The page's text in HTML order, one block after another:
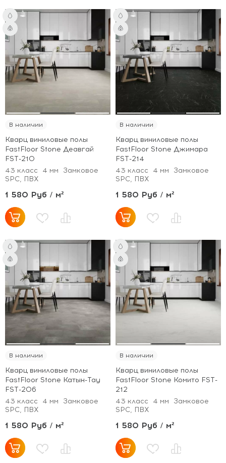
В наличии
Кварц виниловые полы
FastFloor Stone Деавгай
FST-210
43 класс
4 мм
Замковое
SPC, ПВХ
1 580 Руб / м²
В наличии
Кварц виниловые полы
FastFloor Stone Джимара
FST-214
43 класс
4 мм
Замковое
SPC, ПВХ
1 580 Руб / м²
В наличии
Кварц виниловые полы
FastFloor Stone Катын-Тау
FST-206
43 класс
4 мм
Замковое
SPC, ПВХ
1 580 Руб / м²
В наличии
Кварц виниловые полы
FastFloor Stone Комито FST-
212
43 класс
4 мм
Замковое
SPC, ПВХ
1 580 Руб / м²